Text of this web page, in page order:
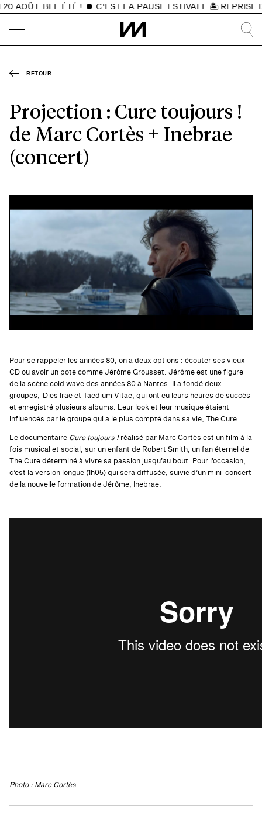
AOÛT. BEL ÉTÉ ! C'EST LA PAUSE ESTIVALE 🏝️ REPRISE
RETOUR
Projection : Cure toujours !
de Marc Cortès + Inebrae
(concert)
Pour se rappeler les années 80, on a deux options : écouter ses vieux
CD ou avoir un pote comme Jérôme Grousset. Jérôme est une figure
de la scène cold wave des années 80 à Nantes. Il a fondé deux
groupes, Dies Irae et Taedium Vitae, qui ont eu leurs heures de succès
et enregistré plusieurs albums. Leur look et leur musique étaient
influencés par le groupe qui a le plus compté dans sa vie, The Cure.
Le documentaire Cure toujours !réalisé par Marc Cortès est un film à la
fois musical et social, sur un enfant de Robert Smith, un fan éternel de
The Cure déterminé à vivre sa passion jusqu’au bout. Pour l’occasion,
c’est la version longue (1h05) qui sera diffusée, suivie d’un mini-concert
de la nouvelle formation de Jérôme, Inebrae.
Photo : Marc Cortès